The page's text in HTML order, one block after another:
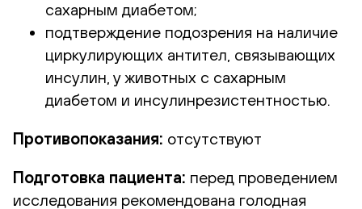
сахарным диабетом;
подтверждение подозрения на наличие
циркулирующих антител, связывающих
инсулин, у животных с сахарным
диабетом и инсулинрезистентностью.
Противопоказания: отсутствуют
Подготовка пациента: перед проведением
исследования рекомендована голодная